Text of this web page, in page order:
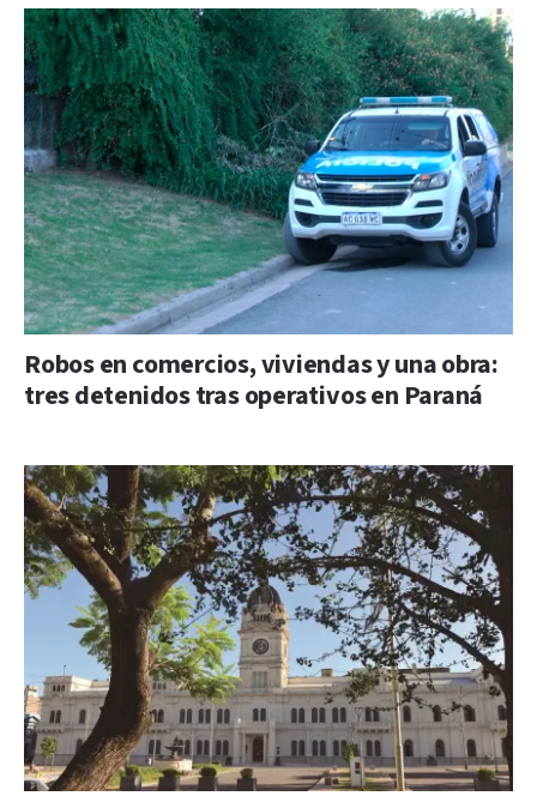
Robos en comercios, viviendas y una obra:
tres detenidos tras operativos en Paraná